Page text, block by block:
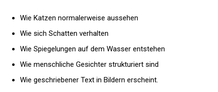
Wie Katzen normalerweise aussehen
Wie sich Schatten verhalten
Wie Spiegelungen auf dem Wasser entstehen
Wie menschliche Gesichter strukturiert sind
Wie geschriebener Text in Bildern erscheint.